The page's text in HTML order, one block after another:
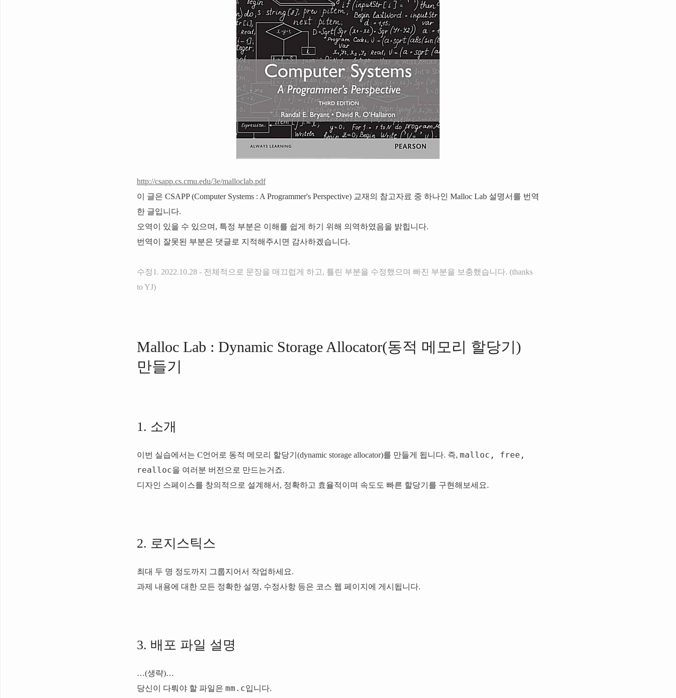
http://csapp.cs.cmu.edu/3e/malloclab.pdf
이 글은 CSAPP (Computer Systems : A Programmer's Perspective) 교재의 참고자료 중 하나인 Malloc Lab 설명서를 번역
한 글입니다.
오역이 있을 수 있으며, 특정 부분은 이해를 쉽게 하기 위해 의역하였음을 밝힙니다.
번역이 잘못된 부분은 댓글로 지적해주시면 감사하겠습니다.
수정1. 2022.10.28 - 전체적으로 문장을 매끄럽게 하고, 틀린 부분을 수정했으며 빠진 부분을 보충했습니다. (thanks
to YJ)
Malloc Lab : Dynamic Storage Allocator(동적 메모리 할당기)
만들기
1. 소개
이번 실습에서는 C언어로 동적 메모리 할당기(dynamic storage allocator)를 만들게 됩니다. 즉, malloc, free,
realloc을 여러분 버전으로 만드는거죠.
디자인 스페이스를 창의적으로 설계해서, 정확하고 효율적이며 속도도 빠른 할당기를 구현해보세요.
2. 로지스틱스
최대 두 명 정도까지 그룹지어서 작업하세요.
과제 내용에 대한 모든 정확한 설명, 수정사항 등은 코스 웹 페이지에 게시됩니다.
3. 배포 파일 설명
…(생략)…
당신이 다뤄야 할 파일은 mm.c입니다.